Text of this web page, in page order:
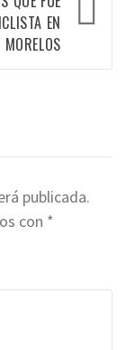
EN
MORELOS
publicada.
con *